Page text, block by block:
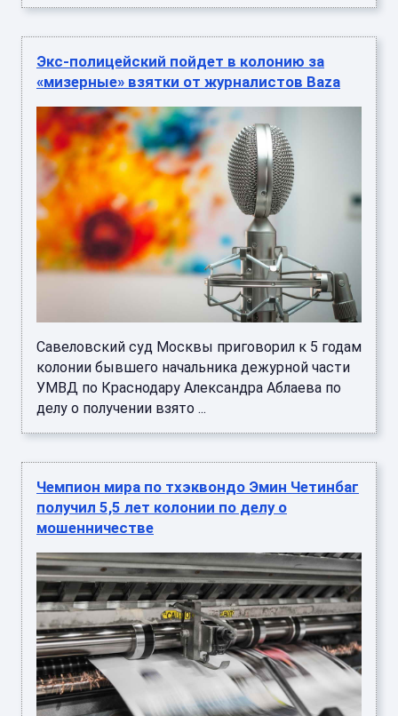
Экс-полицейский пойдет в колонию за
«мизерные» взятки от журналистов Baza
Савеловский суд Москвы приговорил к 5 годам
колонии бывшего начальника дежурной части
УМВД по Краснодару Александра Аблаева по
делу о получении взято ...
Чемпион мира по тхэквондо Эмин Четинбаг
получил 5,5 лет колонии по делу о
мошенничестве